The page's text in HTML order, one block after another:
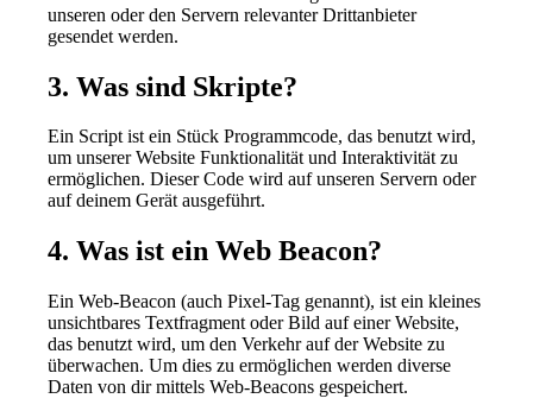
unseren oder den Servern relevanter Drittanbieter
gesendet werden.
3. Was sind Skripte?
Ein Script ist ein Stück Programmcode, das benutzt wird,
um unserer Website Funktionalität und Interaktivität zu
ermöglichen. Dieser Code wird auf unseren Servern oder
auf deinem Gerät ausgeführt.
4. Was ist ein Web Beacon?
Ein Web-Beacon (auch Pixel-Tag genannt), ist ein kleines
unsichtbares Textfragment oder Bild auf einer Website,
das benutzt wird, um den Verkehr auf der Website zu
überwachen. Um dies zu ermöglichen werden diverse
Daten von dir mittels Web-Beacons gespeichert.